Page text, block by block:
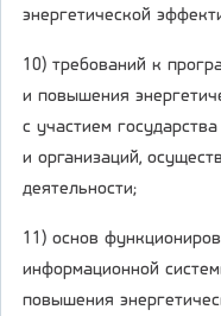
энергетической
10) требований к
и повышения
с участием
и организаций,
деятельности;
11) основ
информационной
повышения